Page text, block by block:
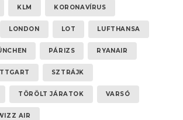
KLM KORONAVÍRUS
LONDON LOT LUFTHANSA
PÁRIZS RYANAIR
SZTRÁJK
TÖRÖLT JÁRATOK VARSÓ
AIR